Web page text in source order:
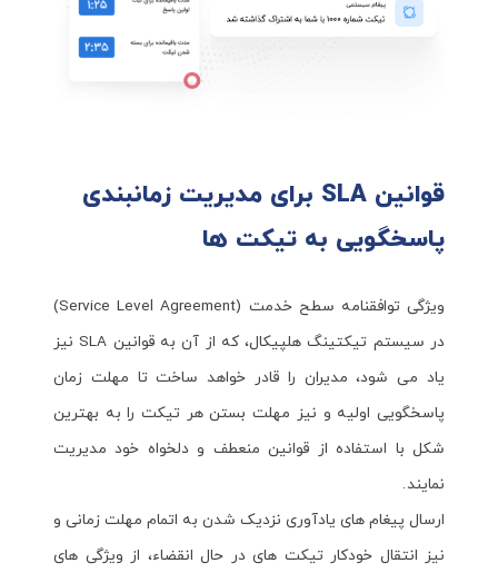
قوانین SLA برای مدیریت زمانبندی
پاسخگویی به تیکت ها
ویژگی توافقنامه سطح خدمت (Service Level Agreement)
در سیستم تیکتینگ هلپیکال، که از آن به قوانین SLA نیز
یاد می شود، مدیران را قادر خواهد ساخت تا مهلت زمان
پاسخگویی اولیه و نیز مهلت بستن هر تیکت را به بهترین
شکل با استفاده از قوانین منعطف و دلخواه خود مدیریت
نمایند.
ارسال پیغام های یادآوری نزدیک شدن به اتمام مهلت زمانی و
نیز انتقال خودکار تیکت های در حال انقضاء، از ویژگی های